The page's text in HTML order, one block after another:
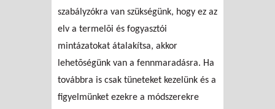
szabályzókra van szükségünk, hogy ez az
elv a termelõi és fogyasztói
mintázatokat átalakítsa, akkor
lehetõségünk van a fennmaradásra. Ha
továbbra is csak tüneteket kezelünk és a
figyelmünket ezekre a módszerekre